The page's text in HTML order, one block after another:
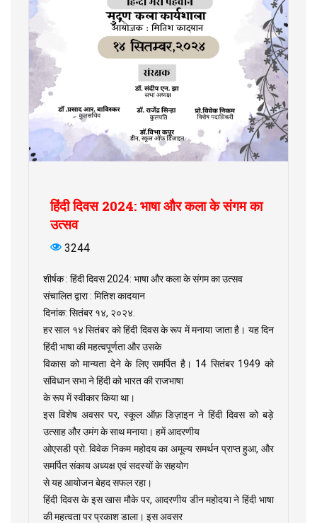
हिंदी दिवस 2024: भाषा और कला के संगम का
उत्सव
3244
शीर्षक : हिंदी दिवस 2024: भाषा और कला के संगम का उत्सव
संचालित द्वारा : मितिश कादयान
दिनांक: सितंबर १४, २०२४.
हर साल १४ सितंबर को हिंदी दिवस के रूप में मनाया जाता है। यह दिन
हिंदी भाषा की महत्वपूर्णता और उसके
विकास को मान्यता देने के लिए समर्पित है। 14 सितंबर 1949 को
संविधान सभा ने हिंदी को भारत की राजभाषा
के रूप में स्वीकार किया था।
इस विशेष अवसर पर, स्कूल ऑफ़ डिज़ाइन ने हिंदी दिवस को बड़े
उत्साह और उमंग के साथ मनाया। हमें आदरणीय
ओएसडी प्रो. विवेक निकम महोदय का अमूल्य समर्थन प्राप्त हुआ, और
समर्पित संकाय अध्यक्ष एवं सदस्यों के सहयोग
से यह आयोजन बेहद सफल रहा।
हिंदी दिवस के इस खास मौके पर, आदरणीय डीन महोदया ने हिंदी भाषा
की महत्वता पर प्रकाश डाला। इस अवसर